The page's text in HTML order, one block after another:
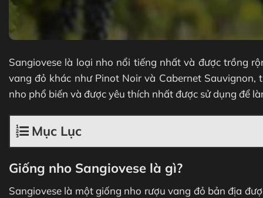
Sangiovese là loại nho nổi tiếng nhất và được trồng
vang đỏ khác như Pinot Noir và Cabernet
nho phổ biến và được yêu thích nhất được sử dụng để
Mục Lục
Giống nho Sangiovese là gì?
Sangiovese là một giống nho rượu vang đỏ bản địa